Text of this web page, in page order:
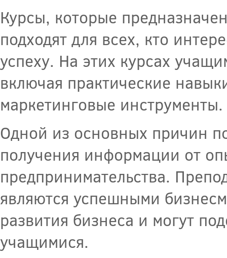
Курсы, которые
подходят для всех, кто
успеху. На этих курсах
включая практические
маркетинговые инструменты.
Одной из основных причин
получения информации от
предпринимательства.
являются успешными
развития бизнеса и могут
учащимися.